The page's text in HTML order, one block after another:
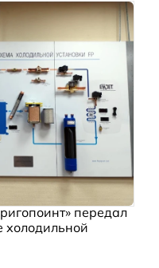
передал
холодильной